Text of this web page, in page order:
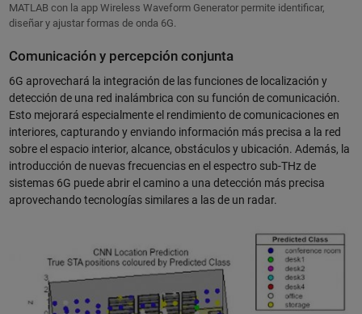
MATLAB con la app Wireless Waveform Generator permite identificar,
diseñar y ajustar formas de onda 6G.
Comunicación y percepción conjunta
6G aprovechará la integración de las funciones de localización y
detección de una red inalámbrica con su función de comunicación.
Esto mejorará especialmente el rendimiento de comunicaciones en
interiores, capturando y enviando información más precisa a la red
sobre el espacio interior, alcance, obstáculos y ubicación. Además, la
introducción de nuevas frecuencias en el espectro sub-THz de
sistemas 6G puede abrir el camino a una detección más precisa
aprovechando tecnologías similares a las de un radar.